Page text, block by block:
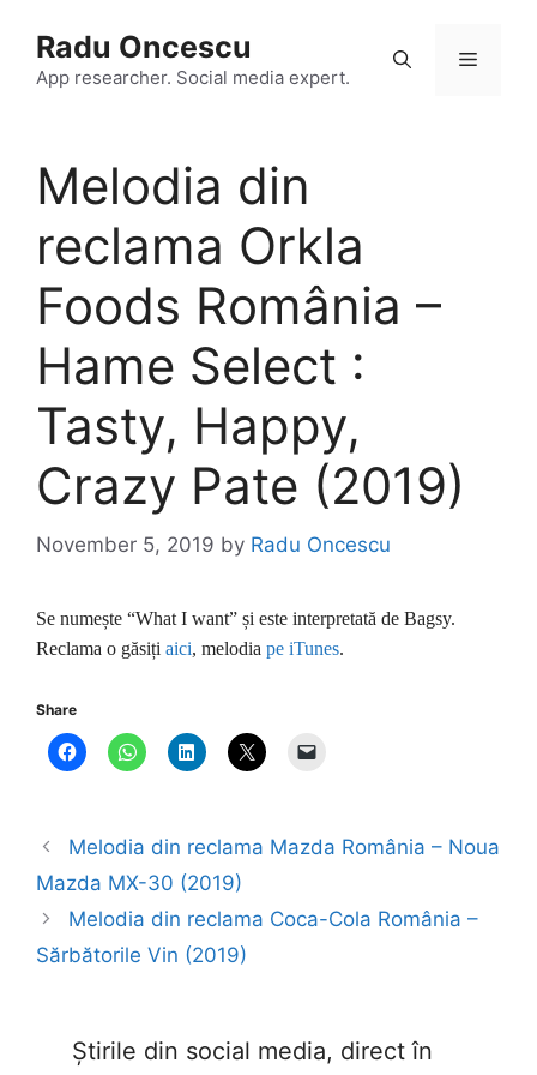
content
Radu Oncescu
App researcher. Social media expert.
Menu
Melodia din
reclama Orkla
Foods România –
Hame Select :
Tasty, Happy,
Crazy Pate (2019)
November 5, 2019 by Radu Oncescu
Se numește “What I want” și este interpretată de Bagsy.
Reclama o găsiți aici, melodia pe iTunes.
Share
Melodia din reclama Mazda România – Noua
Mazda MX-30 (2019)
Melodia din reclama Coca-Cola România –
Sărbătorile Vin (2019)
Știrile din social media, direct în